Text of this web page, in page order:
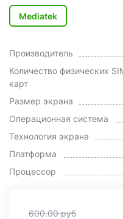
Mediatek
Производитель
Количество физических
карт
Размер экрана
Операционная система
Технология экрана
Платформа
Процессор
600.00руб